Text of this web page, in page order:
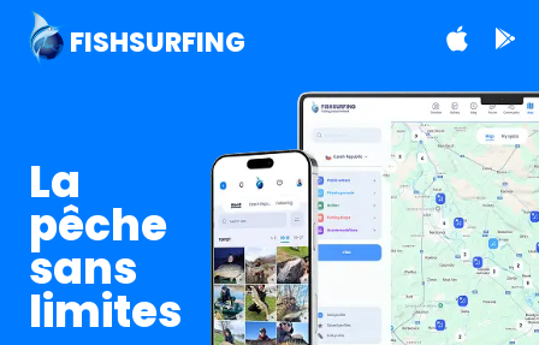
FISHSURFING
La
pêche
sans
limites